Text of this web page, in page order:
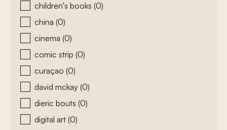
children's books (0)
china (0)
cinema (0)
comic strip (0)
curaçao (0)
david mckay (0)
dieric bouts (0)
digital art (0)